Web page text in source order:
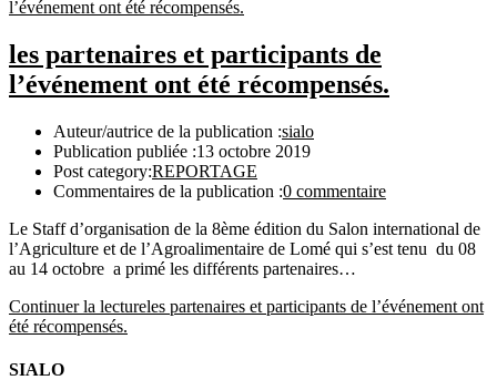
les partenaires et participants de
l’événement ont été récompensés.
Auteur/autrice de la publication :sialo
Publication publiée :13 octobre 2019
Post category:REPORTAGE
Commentaires de la publication :0 commentaire
Le Staff d’organisation de la 8ème édition du Salon international de
l’Agriculture et de l’Agroalimentaire de Lomé qui s’est tenu du 08
au 14 octobre a primé les différents partenaires…
Continuer la lectureles partenaires et participants de l’événement ont
été récompensés.
SIALO